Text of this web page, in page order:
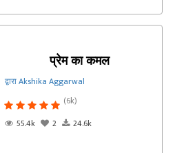
प्रेम का कमल
द्वारा Akshika Aggarwal
(6k)
55.4k
2 24.6k